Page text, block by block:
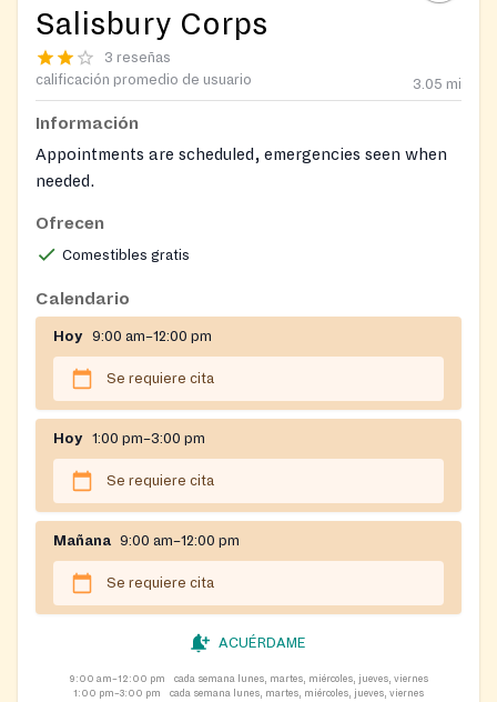
Salisbury Corps
3 reseñas
calificación promedio de usuario
3.05 mi
Información
Appointments are scheduled, emergencies seen when
needed.
Ofrecen
Comestibles gratis
Calendario
Hoy 9:00 am–12:00 pm
Se requiere cita
Hoy 1:00 pm–3:00 pm
Se requiere cita
Mañana 9:00 am–12:00 pm
Se requiere cita
ACUÉRDAME
9:00 am–12:00 pm
cada semana lunes, martes, miércoles, jueves, viernes
1:00 pm–3:00 pm
cada semana lunes, martes, miércoles, jueves, viernes